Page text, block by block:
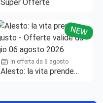
Super Offerte
NEW
In offerta da 6 agosto
Alesto: la vita prende